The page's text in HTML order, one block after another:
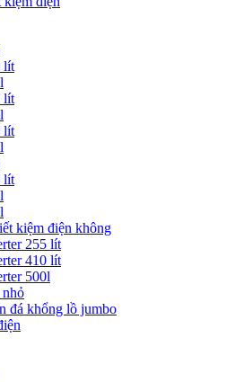
lít
lít
lít
lít
kiệm điện không
255 lít
410 lít
500l
nhỏ
đá khổng lồ jumbo